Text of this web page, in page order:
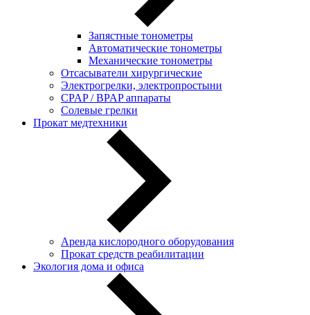
Запястные тонометры
Автоматические тонометры
Механические тонометры
Отсасыватели хирургические
Электрогрелки, электропростыни
CPAP / BPAP аппараты
Солевые грелки
Прокат медтехники
Аренда кислородного оборудования
Прокат средств реабилитации
Экология дома и офиса